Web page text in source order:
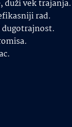
duži vek trajanja.
rad.